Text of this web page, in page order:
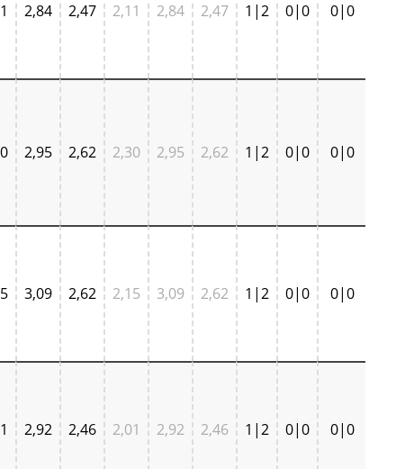
2,84 2,47 2,11 2,84 2,47 1|2 0|0 0|0
2,95 2,62 2,30 2,95 2,62 1|2 0|0 0|0
3,09 2,62 2,15 3,09 2,62 1|2 0|0 0|0
2,92 2,46 2,01 2,92 2,46 1|2 0|0 0|0